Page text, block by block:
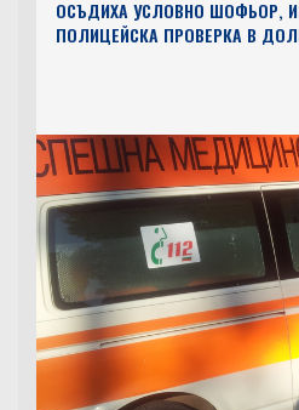
ОСЪДИХА УСЛОВНО ШОФЬОР,
ПОЛИЦЕЙСКА ПРОВЕРКА В